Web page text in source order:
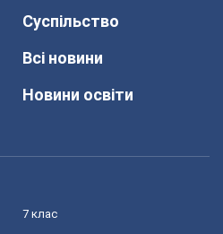
Суспільство
Всі новини
Новини освіти
7 клас